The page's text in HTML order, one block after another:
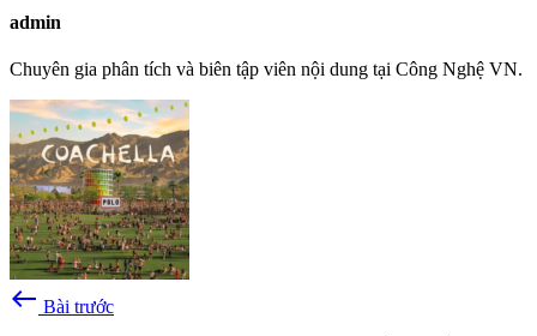
admin
Chuyên gia phân tích và biên tập viên nội dung tại Công Nghệ VN.
west Bài trước